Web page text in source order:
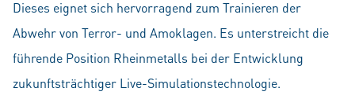
Dieses eignet sich hervorragend zum Trainieren der
Abwehr von Terror- und Amoklagen. Es unterstreicht die
führende Position Rheinmetalls bei der Entwicklung
zukunftsträchtiger Live-Simulationstechnologie.